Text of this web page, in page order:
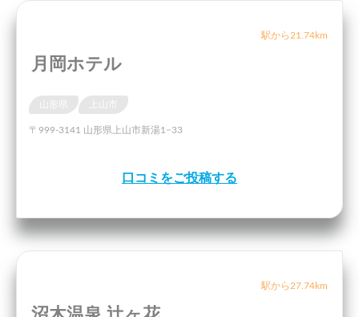
駅から21.74km
月岡ホテル
〒999-3141 山形県上山市新湯1−33
口コミをご投稿する
駅から27.74km